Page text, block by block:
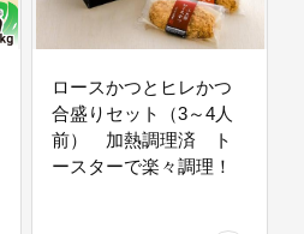
〇スポーツ文化ツーリズムの推進
〇サイクルスポーツの推進 ほか
子育て・教育先進都市の実現
〇切れ目のない出産・子育て環境
の充実
ロースかつとヒレかつ
合盛りセット（3～4人
前） 加熱調理済 ト
ースターで楽々調理！